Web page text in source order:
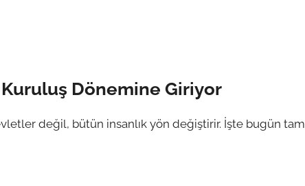
Dönemine Giriyor
değil, bütün insanlık yön değiştirir. İşte bugün tam